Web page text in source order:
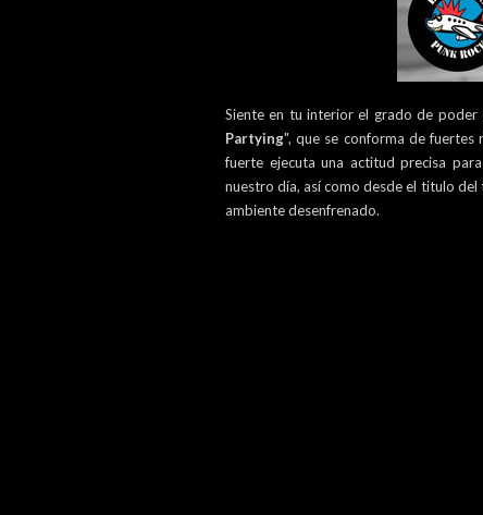
Siente en tu interior el grado de poder
Partying", que se conforma de fuertes
fuerte ejecuta una actitud precisa
nuestro día, así como desde el titulo
ambiente desenfrenado.